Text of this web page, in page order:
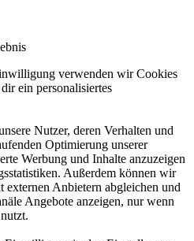
verwenden wir Cookies
ein personalisiertes
Nutzer, deren Verhalten und
Optimierung unserer
Werbung und Inhalte anzuzeigen
Außerdem können wir
externen Anbietern abgleichen und
Angebote anzeigen, nur wenn